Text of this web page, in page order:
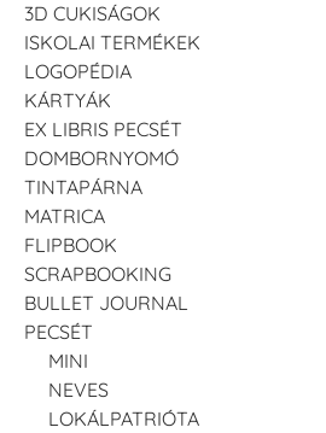
3D CUKISÁGOK
ISKOLAI TERMÉKEK
LOGOPÉDIA
KÁRTYÁK
EX LIBRIS PECSÉT
DOMBORNYOMÓ
TINTAPÁRNA
MATRICA
FLIPBOOK
SCRAPBOOKING
BULLET JOURNAL
PECSÉT
MINI
NEVES
LOKÁLPATRIÓTA